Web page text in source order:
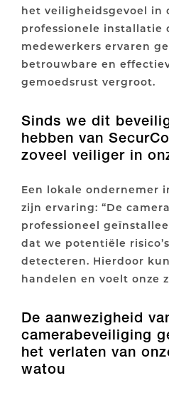
het veiligheidsgevoel in
professionele installatie
medewerkers ervaren
betrouwbare en
gemoedsrust vergroot.
Sinds we dit
hebben van
zoveel veiliger in
Een lokale ondernemer
zijn ervaring: “De
professioneel
dat we potentiële
detecteren. Hierdoor
handelen en voelt onze
De aanwezigheid
camerabeveiliging
het verlaten van
watou